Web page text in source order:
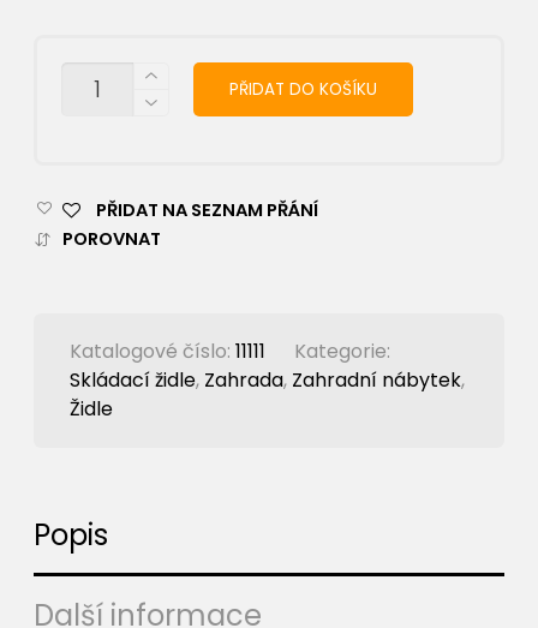
MNOŽSTVÍ PŘIDAT DO KOŠÍKU
PŘIDAT NA SEZNAM PŘÁNÍ
POROVNAT
Katalogové číslo:11111
Kategorie:
Skládací židle, Zahrada, Zahradní nábytek,
Židle
Popis
Další informace